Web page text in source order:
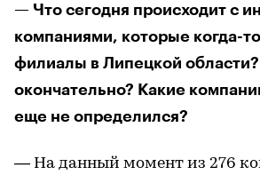
— Что сегодня происходит с
компаниями, которые когда-
филиалы в Липецкой
окончательно? Какие
еще не определился?
— На данный момент из 276